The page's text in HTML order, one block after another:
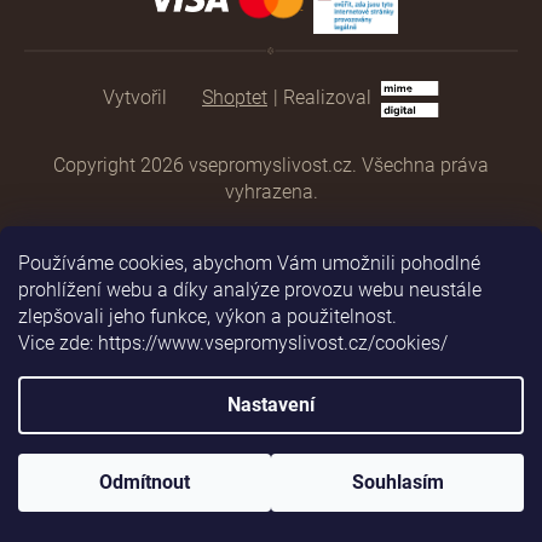
Používáme cookies, abychom Vám umožnili pohodlné
prohlížení webu a díky analýze provozu webu neustále
zlepšovali jeho funkce, výkon a použitelnost.
Vice zde: https://www.vsepromyslivost.cz/cookies/
Nastavení
Odmítnout Souhlasím
Shoptet | Realizoval
Copyright 2026 vsepromyslivost.cz . Všechna práva
vyhrazena.